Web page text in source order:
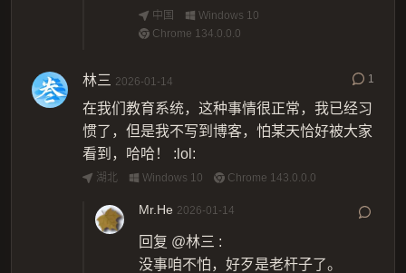
中国
Windows 10
Chrome 134.0.0.0
林三 2026-01-14 1
在我们教育系统，这种事情很正常，我已经习
惯了，但是我不写到博客，怕某天恰好被大家
看到，哈哈！ :lol:
湖北 Windows 10 Chrome 143.0.0.0
Mr.He 2026-01-14
回复 @林三 :
没事咱不怕，好歹是老杆子了。